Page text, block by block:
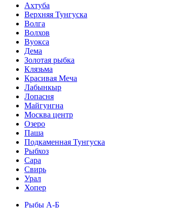
Ахтуба
Верхняя Тунгуска
Волга
Волхов
Вуокса
Дема
Золотая рыбка
Клязьма
Красивая Меча
Лабынкыр
Лопасня
Майгунгна
Москва центр
Озеро
Паша
Подкаменная Тунгуска
Рыбхоз
Сара
Свирь
Урал
Хопер
Рыбы А-Б